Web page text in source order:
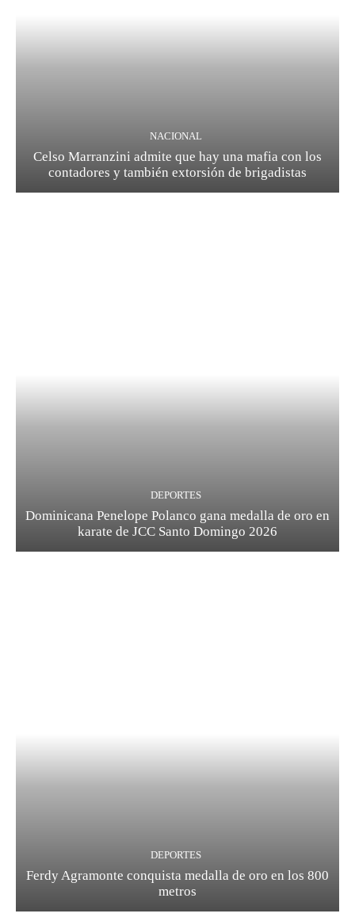
NACIONAL
Celso Marranzini admite que hay una mafia con los
contadores y también extorsión de brigadistas
DEPORTES
Dominicana Penelope Polanco gana medalla de oro en
karate de JCC Santo Domingo 2026
DEPORTES
Ferdy Agramonte conquista medalla de oro en los 800
metros